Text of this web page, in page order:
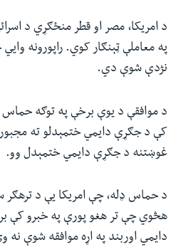
د امریکا، مصر او قطر منځګړي د
په معاملې ټېنګار کوي. راپورونه
نژدې شوې دي.
د موافقې د یوې برخې په توګه
کې د جګړې دایمي ختمېدلو ته
غوښتنه د جګړې دایمي ختمېدل وو.
د حماس ډله، چې امریکا یې د ترهګر
هڅوي چې تر هغو پورې په خبرو کې
دایمي اوربند په اړه موافقه شوې